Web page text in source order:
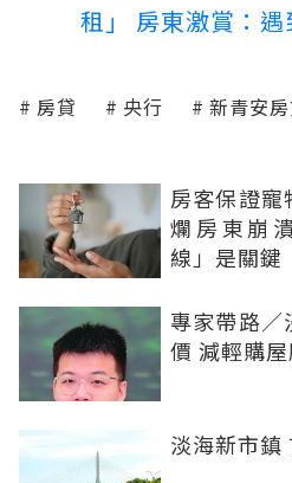
租」 房東激賞：
房貸 央行 新青安
房客保證寵
爛房東崩
線」是關鍵
專家帶路／
價 減輕購
淡海新市鎮